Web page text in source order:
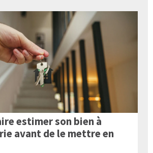
estimer son bien à
avant de le mettre en